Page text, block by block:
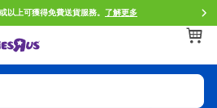
以上可獲得免費送貨服務。 了解更多
,射擊玩具
午餐兄弟